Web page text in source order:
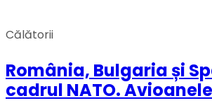
Călătorii
România, Bulgaria și
cadrul NATO.